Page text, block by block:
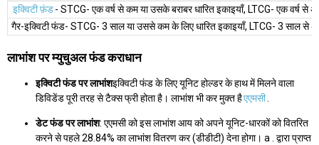
इक्विटी फ़ंड- STCG- एक वर्ष से कम या उसके बराबर धारित इकाइयाँ, LTCG- एक वर्ष से
गैर-इक्विटी फंड- STCG- 3 साल या उससे कम के लिए धारित इकाइयाँ, LTCG- 3 साल से
लाभांश पर म्युचुअल फंड कराधान
इक्विटी फंड पर लाभांशइक्विटी फंड के लिए यूनिट होल्डर के हाथ में मिलने वाला
डिविडेंड पूरी तरह से टैक्स फ्री होता है। लाभांश भी कर मुक्त हैएएमसी.
डेट फंड पर लाभांश: एएमसी को इस लाभांश आय को अपने यूनिट-धारकों को वितरित
करने से पहले 28.84% का लाभांश वितरण कर (डीडीटी) देना होगा। a . द्वारा प्राप्त